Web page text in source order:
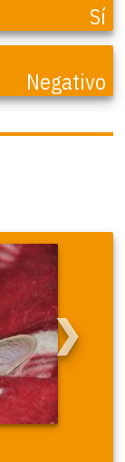
Sí
Negativo
❯